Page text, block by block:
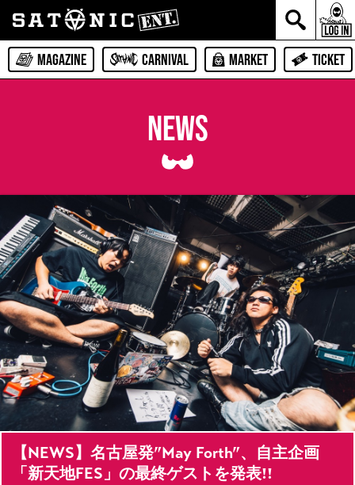
MAGAZINE CARNIVAL MARKET TICKET
NEWS
【NEWS】名古屋発”May Forth”、自主企画
「新天地FES」の最終ゲストを発表!!